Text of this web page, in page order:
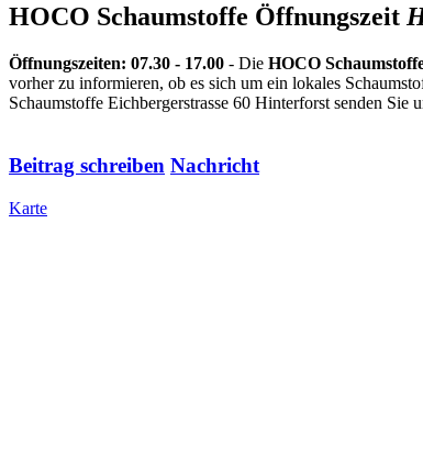
HOCO Schaumstoffe Öffnungszeit
Öffnungszeiten: 07.30 - 17.00 - Die HOCO
vorher zu informieren, ob es sich um ein lokales
Schaumstoffe Eichbergerstrasse 60 Hinterforst senden Sie
Beitrag schreiben Nachricht
Karte